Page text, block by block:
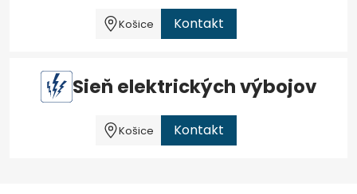
Košice Kontakt
Sieň elektrických výbojov
Košice Kontakt